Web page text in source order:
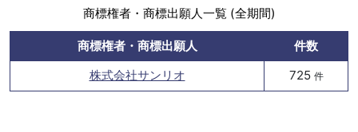
商標権者・商標出願人一覧 (全期間)
商標権者・商標出願人
件数
株式会社サンリオ
725 件